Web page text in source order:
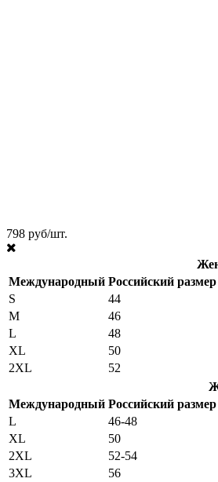
798 руб/шт.
Международный Российский размер
S
44
M
46
L
48
XL
50
2XL
52
Международный Российский размер
L
46-48
XL
50
2XL
52-54
3XL
56